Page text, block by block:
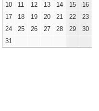
10
11 12 13 14 15
16
17
18 19 20 21 22
23
24
25 26 27 28 29
30
31